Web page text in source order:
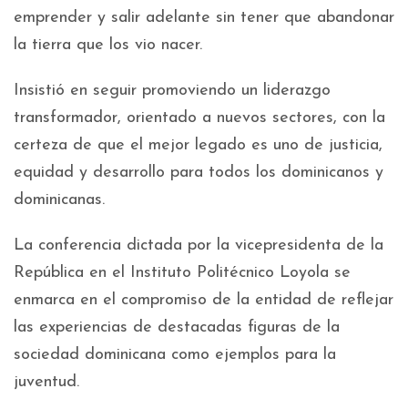
emprender y salir adelante sin tener que abandonar
la tierra que los vio nacer.
Insistió en seguir promoviendo un liderazgo
transformador, orientado a nuevos sectores, con la
certeza de que el mejor legado es uno de justicia,
equidad y desarrollo para todos los dominicanos y
dominicanas.
La conferencia dictada por la vicepresidenta de la
República en el Instituto Politécnico Loyola se
enmarca en el compromiso de la entidad de reflejar
las experiencias de destacadas figuras de la
sociedad dominicana como ejemplos para la
juventud.